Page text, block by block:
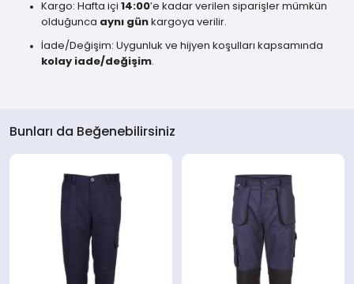
Kargo: Hafta içi 14:00’e kadar verilen siparişler mümkün
olduğunca aynı gün kargoya verilir.
İade/Değişim: Uygunluk ve hijyen koşulları kapsamında
kolay iade/değişim
Bunları da Beğenebilirsiniz